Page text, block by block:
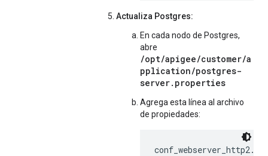
Actualiza Postgres:
En cada nodo de Postgres,
abre
/opt/apigee/customer/a
pplication/postgres-
server.properties
Agrega esta línea al archivo
de propiedades: